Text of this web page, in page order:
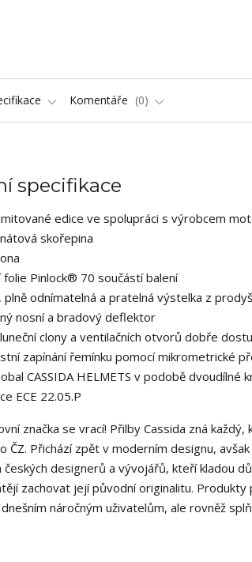
Komentáře 0
specifikace
edice ve spolupráci s výrobcem
skořepina
folie Pinlock® 70 součástí balení
odnímatelná a pratelná výstelka z
nosní a bradový deflektor
clony a ventilačních otvorů dobře
zapínání řemínku pomocí mikrometrické
CASSIDA HELMETS v podobě dvoudílné
ECE 22.05.P
značka se vrací! Přilby Cassida zná
ČZ. Přichází zpět v moderním designu,
designerů a vývojářů, kteří kladou
zachovat její původní originalitu.
náročným uživatelům, ale rovněž